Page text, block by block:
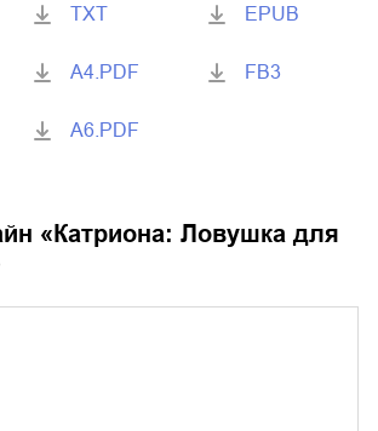
TXT
A4.PDF
A6.PDF
EPUB
FB3
« Катриона: Ловушка для